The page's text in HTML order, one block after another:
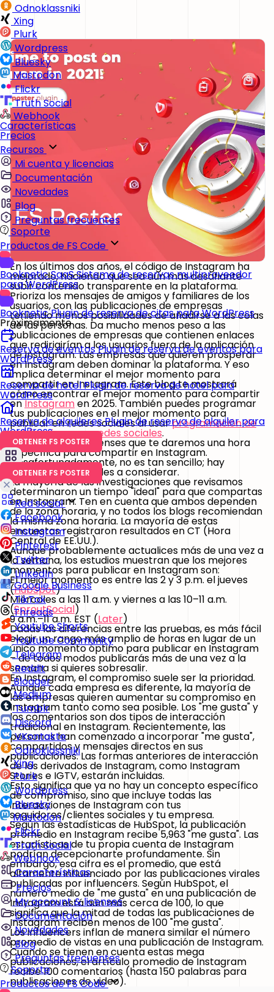
Odnoklassniki
Xing
Plurk
Wordpress
Bluesky
Mastodon
Flickr
Truth Social
Webhook
Características
Precios
Recursos
Mi cuenta y licencias
Documentación
Novedades
Blog
Preguntas frecuentes
Soporte
Productos de FS Code
Booknetic SaaSSistema de reservas multiproveedor
para WordPress
BookneticPlugin de reserva de citas para WordPress
Próximamente
Reserva de eventosPlugin de reserva de eventos para
WordPress
Reserva de hotelPlugin de reserva de hotel para
WordPress
Reserva de alquileresPlugin de reserva de alquiler para
WordPress
OBTENER FS POSTER
OBTENER FS POSTER
Red social
Facebook
Instagram
Pinterest
Twitter
LinkedIn
Google Business
TikTok
Threads
Youtube Shorts
Youtube Community
Telegram
Reddit
Blogger
Medium
Tumblr
Discord
VKontakte
Odnoklassniki
Xing
Plurk
Wordpress
Bluesky
Mastodon
Flickr
Truth Social
Webhook
Características
Precios
My account & licenses
Documentación
Novedades
Blog
Preguntas frecuentes
Soporte
Productos de FS Code
En los últimos dos años, el código de Instagram ha
mejorado, haciendo que sea aún más desafiante
subir contenido transparente en la plataforma.
Prioriza los mensajes de amigos y familiares de los
usuarios, con las publicaciones de empresas
teniendo menos posibilidades de añadirse a las colas
de las personas. Da mucho menos peso a las
publicaciones de empresas que contienen enlaces
que redirigirían a los usuarios fuera de la aplicación
de Instagram. Las empresas que quieren prosperar
en Instagram deben dominar la plataforma. Y eso
implica determinar el mejor momento para
compartir en Instagram. Este blog te mostrará
cómo encontrar el mejor momento para compartir
enInstagramen 2025. También puedes programar
tus publicaciones en el mejor momento para
publicar en redes sociales al usarprogramación de
publicaciones en redes sociales.
Probablemente pienses que te daremos una hora
específica para compartir en Instagram.
Desafortunadamente, no es tan sencillo; hay
demasiadas variables a considerar.
La mayoría de las investigaciones que revisamos
determinaron un tiempo "ideal" para que compartas
en Instagram. Ten en cuenta que ambos dependen
de la zona horaria, y no todos los blogs recomiendan
la misma zona horaria. La mayoría de estas
encuestas registraron resultados en CT (Hora
Central de EE.UU.).
Aunque probablemente actualices más de una vez a
la semana, los estudios muestran que los mejores
momentos para publicar en Instagram son:
El mejor momento es entre las 2 y 3 p.m. el jueves
(HubSpot)
Miércoles a las 11 a.m. y viernes a las 10–11 a.m.
(SproutSocial)
9 a.m.–11 a.m. EST (Later)
Dadas las diferencias entre las pruebas, es más fácil
elegir un rango más amplio de horas en lugar de un
único momento óptimo para publicar en Instagram
– de todos modos publicarás más de una vez a la
semana si quieres sobresalir.
En Instagram, el compromiso suele ser la prioridad.
Aunque cada empresa es diferente, la mayoría de
las empresas quieren aumentar su compromiso en
Instagram tanto como sea posible. Los "me gusta" y
los comentarios son dos tipos de interacción
tradicional en Instagram. Recientemente, las
personas han comenzado a incorporar "me gusta",
compartidos y mensajes directos en sus
publicaciones. Las formas anteriores de interacción
de los derivados de Instagram, como Instagram
Stories e IGTV, estarán incluidas.
Esto significa que ya no hay un concepto específico
de compromiso, sino que incluye todas las
interacciones de Instagram con tus
seguidores/clientes sociales y tu empresa.
Según las estadísticas de HubSpot, la publicación
promedio en Instagram recibe 5,963 "me gusta". Las
estadísticas de tu propia cuenta de Instagram
podrían decepcionarte profundamente. Sin
embargo, esa cifra es el promedio, que está
altamente influenciado por las publicaciones virales
publicadas por influencers. Según HubSpot, el
número medio de "me gusta" en una publicación de
Instagram está aún más cerca de 100, lo que
significa que la mitad de todas las publicaciones de
Instagram reciben menos de 100 "me gusta".
Los influencers inflan de manera similar el número
promedio de vistas en una publicación de Instagram.
Cuando se tienen en cuenta estas mega
publicaciones, el artículo promedio de Instagram
recibe 100 comentarios (hasta 150 palabras para
publicaciones de video).